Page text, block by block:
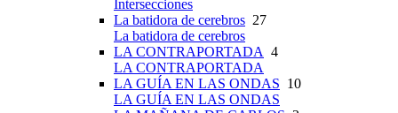
Intersecciones
La batidora de cerebros 27
La batidora de cerebros
LA CONTRAPORTADA 4
LA CONTRAPORTADA
LA GUÍA EN LAS ONDAS 10
LA GUÍA EN LAS ONDAS